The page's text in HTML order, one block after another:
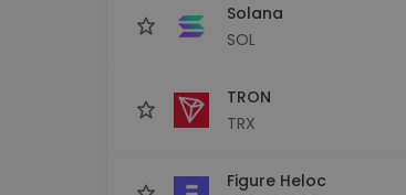
Solana
SOL
TRON
TRX
Figure Heloc